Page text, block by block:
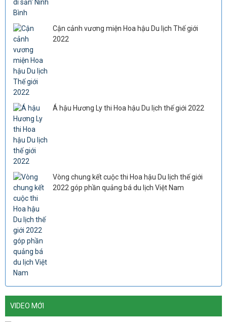
Cận cảnh vương miện Hoa hậu Du lịch Thế giới
2022
Á hậu Hương Ly thi Hoa hậu Du lịch thế giới 2022
Vòng chung kết cuộc thi Hoa hậu Du lịch thế giới
2022 góp phần quảng bá du lịch Việt Nam
VIDEO MỚI